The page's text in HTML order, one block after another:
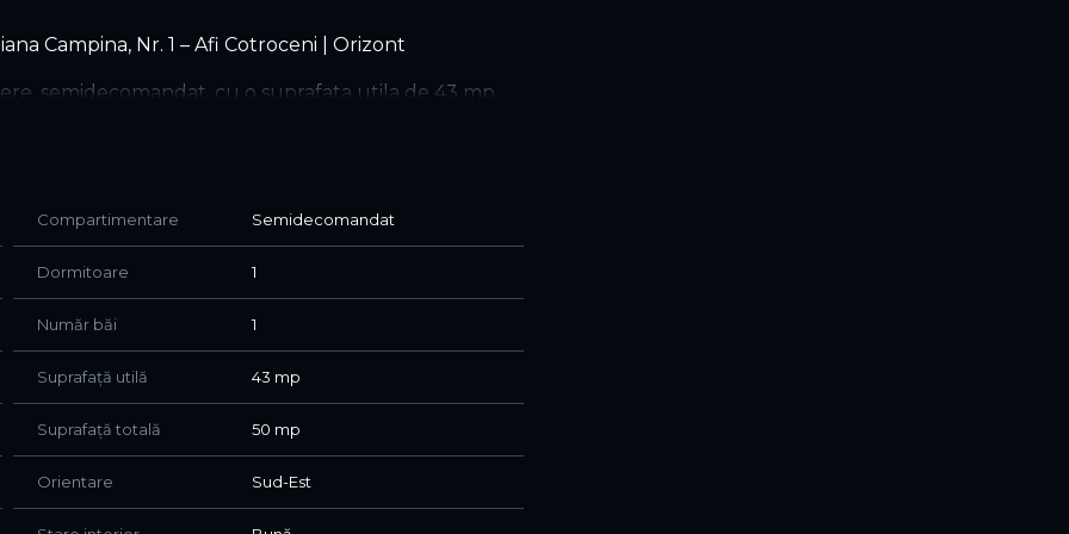
Campina, Nr. 1 – Afi Cotroceni | Orizont
semidecomandat, cu o suprafata utila de 43 mp,
bloc cu 4 niveluri, construit in anul 1960, într-o
Campina, Nr. 1, mai exact, vis-a-vis de Mall-ul Afi
Compartimentare Semidecomandat
Dormitoare 1
Număr băi 1
Suprafață utilă 43 mp
Suprafață totală 50 mp
Orientare Sud-Est